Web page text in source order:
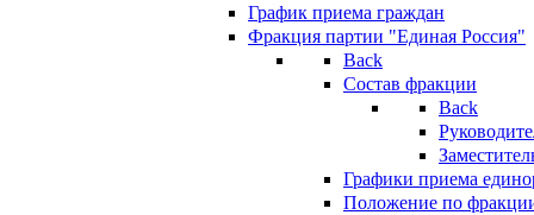
График приема граждан
Фракция партии "Единая Россия"
Back
Состав фракции
Back
Графики приема
Положение по